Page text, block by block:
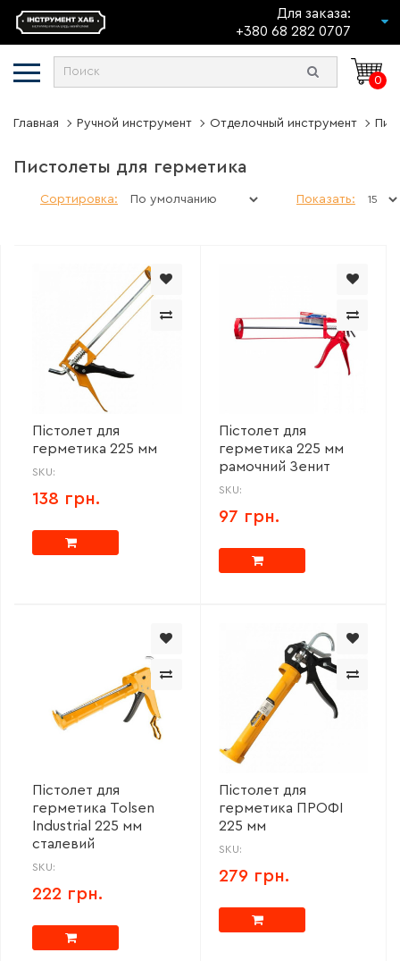
Для заказа:
+380 68 282 0707
0
Главная Ручной инструмент Отделочный инструмент
Пистолеты для герметика
Сортировка: Показать:
Пістолет для
герметика 225 мм
SKU:
138 грн.
Пістолет для
герметика 225 мм
рамочний Зенит
SKU:
97 грн.
Пістолет для
герметика Tolsen
Industrial 225 мм
сталевий
SKU:
222 грн.
Пістолет для
герметика ПРОФІ
225 мм
SKU:
279 грн.